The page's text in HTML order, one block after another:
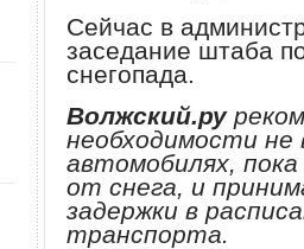
Сейчас в
заседание штаба
снегопада.
Волжский.ру
необходимости не
автомобилях,
от снега, и
задержки в
транспорта.